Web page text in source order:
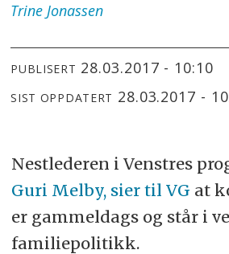
Trine Jonassen
PUBLISERT 28.03.2017 - 10:10
SIST OPPDATERT 28.03.2017 -
Nestlederen i Venstres
Guri Melby, sier til VG at
er gammeldags og står i
familiepolitikk.